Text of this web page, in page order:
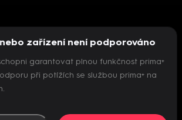
se inicializovat přehrávač
zařízení není podporováno
garantovat plnou funkčnost prima+
při potížích se službou prima+ na